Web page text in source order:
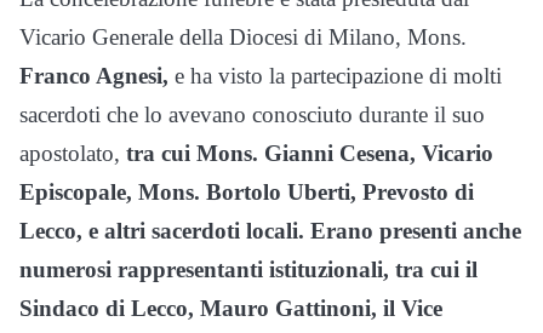
Vicario Generale della Diocesi di Milano, Mons.
Franco Agnesi, e ha visto la partecipazione di molti
sacerdoti che lo avevano conosciuto durante il suo
apostolato, tra cui Mons. Gianni Cesena, Vicario
Episcopale, Mons. Bortolo Uberti, Prevosto di
Lecco, e altri sacerdoti locali. Erano presenti anche
numerosi rappresentanti istituzionali, tra cui il
Sindaco di Lecco, Mauro Gattinoni, il Vice